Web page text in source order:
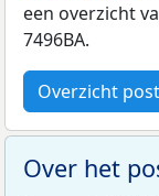
een overzicht
7496BA.
Overzicht
Over het